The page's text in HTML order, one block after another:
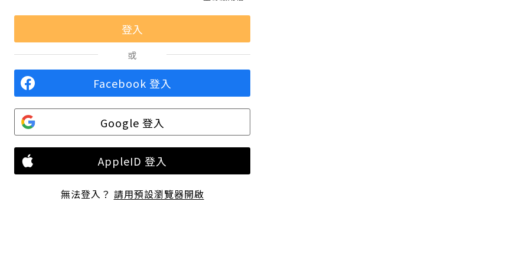
或
Facebook 登入
Google 登入
AppleID 登入
無法登入？ 請用預設瀏覽器開啟